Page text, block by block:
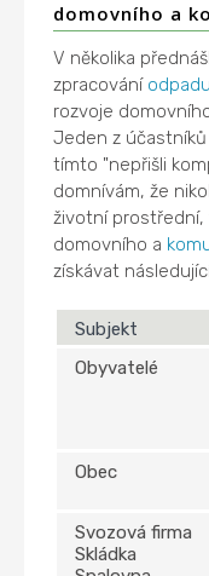
domovního a
V několika
zpracování odpadu
rozvoje
Jeden z
tímto "nepřišli
domnívám, že
životní prostřední,
domovního a
získávat
Subjekt
Obyvatelé
Obec
Svozová firma
Skládka